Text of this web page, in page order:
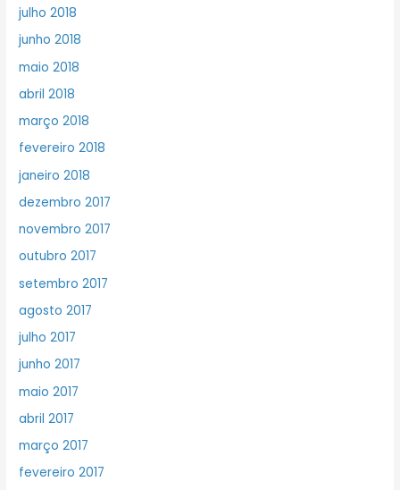
julho 2018
junho 2018
maio 2018
abril 2018
março 2018
fevereiro 2018
janeiro 2018
dezembro 2017
novembro 2017
outubro 2017
setembro 2017
agosto 2017
julho 2017
junho 2017
maio 2017
abril 2017
março 2017
fevereiro 2017